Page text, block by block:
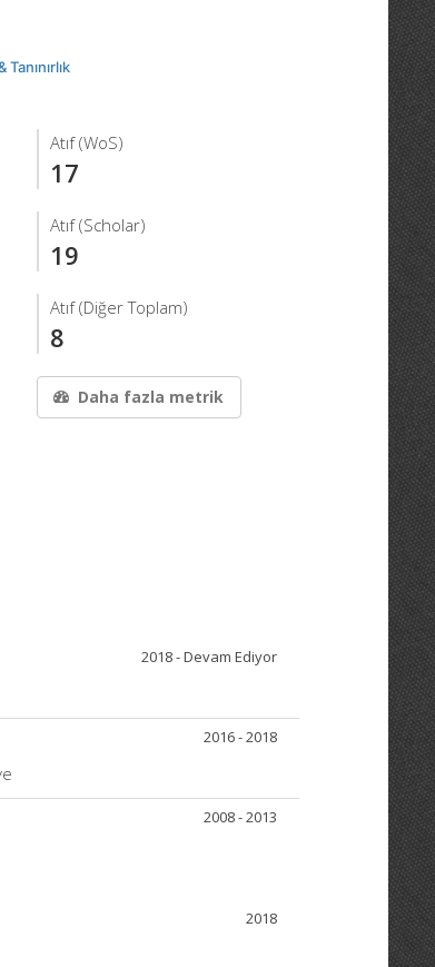
Tanınırlık
Atıf (WoS)
17
Atıf (Scholar)
19
Atıf (Diğer Toplam)
8
Daha fazla metrik
2018 - Devam Ediyor
2016 - 2018
2008 - 2013
2018